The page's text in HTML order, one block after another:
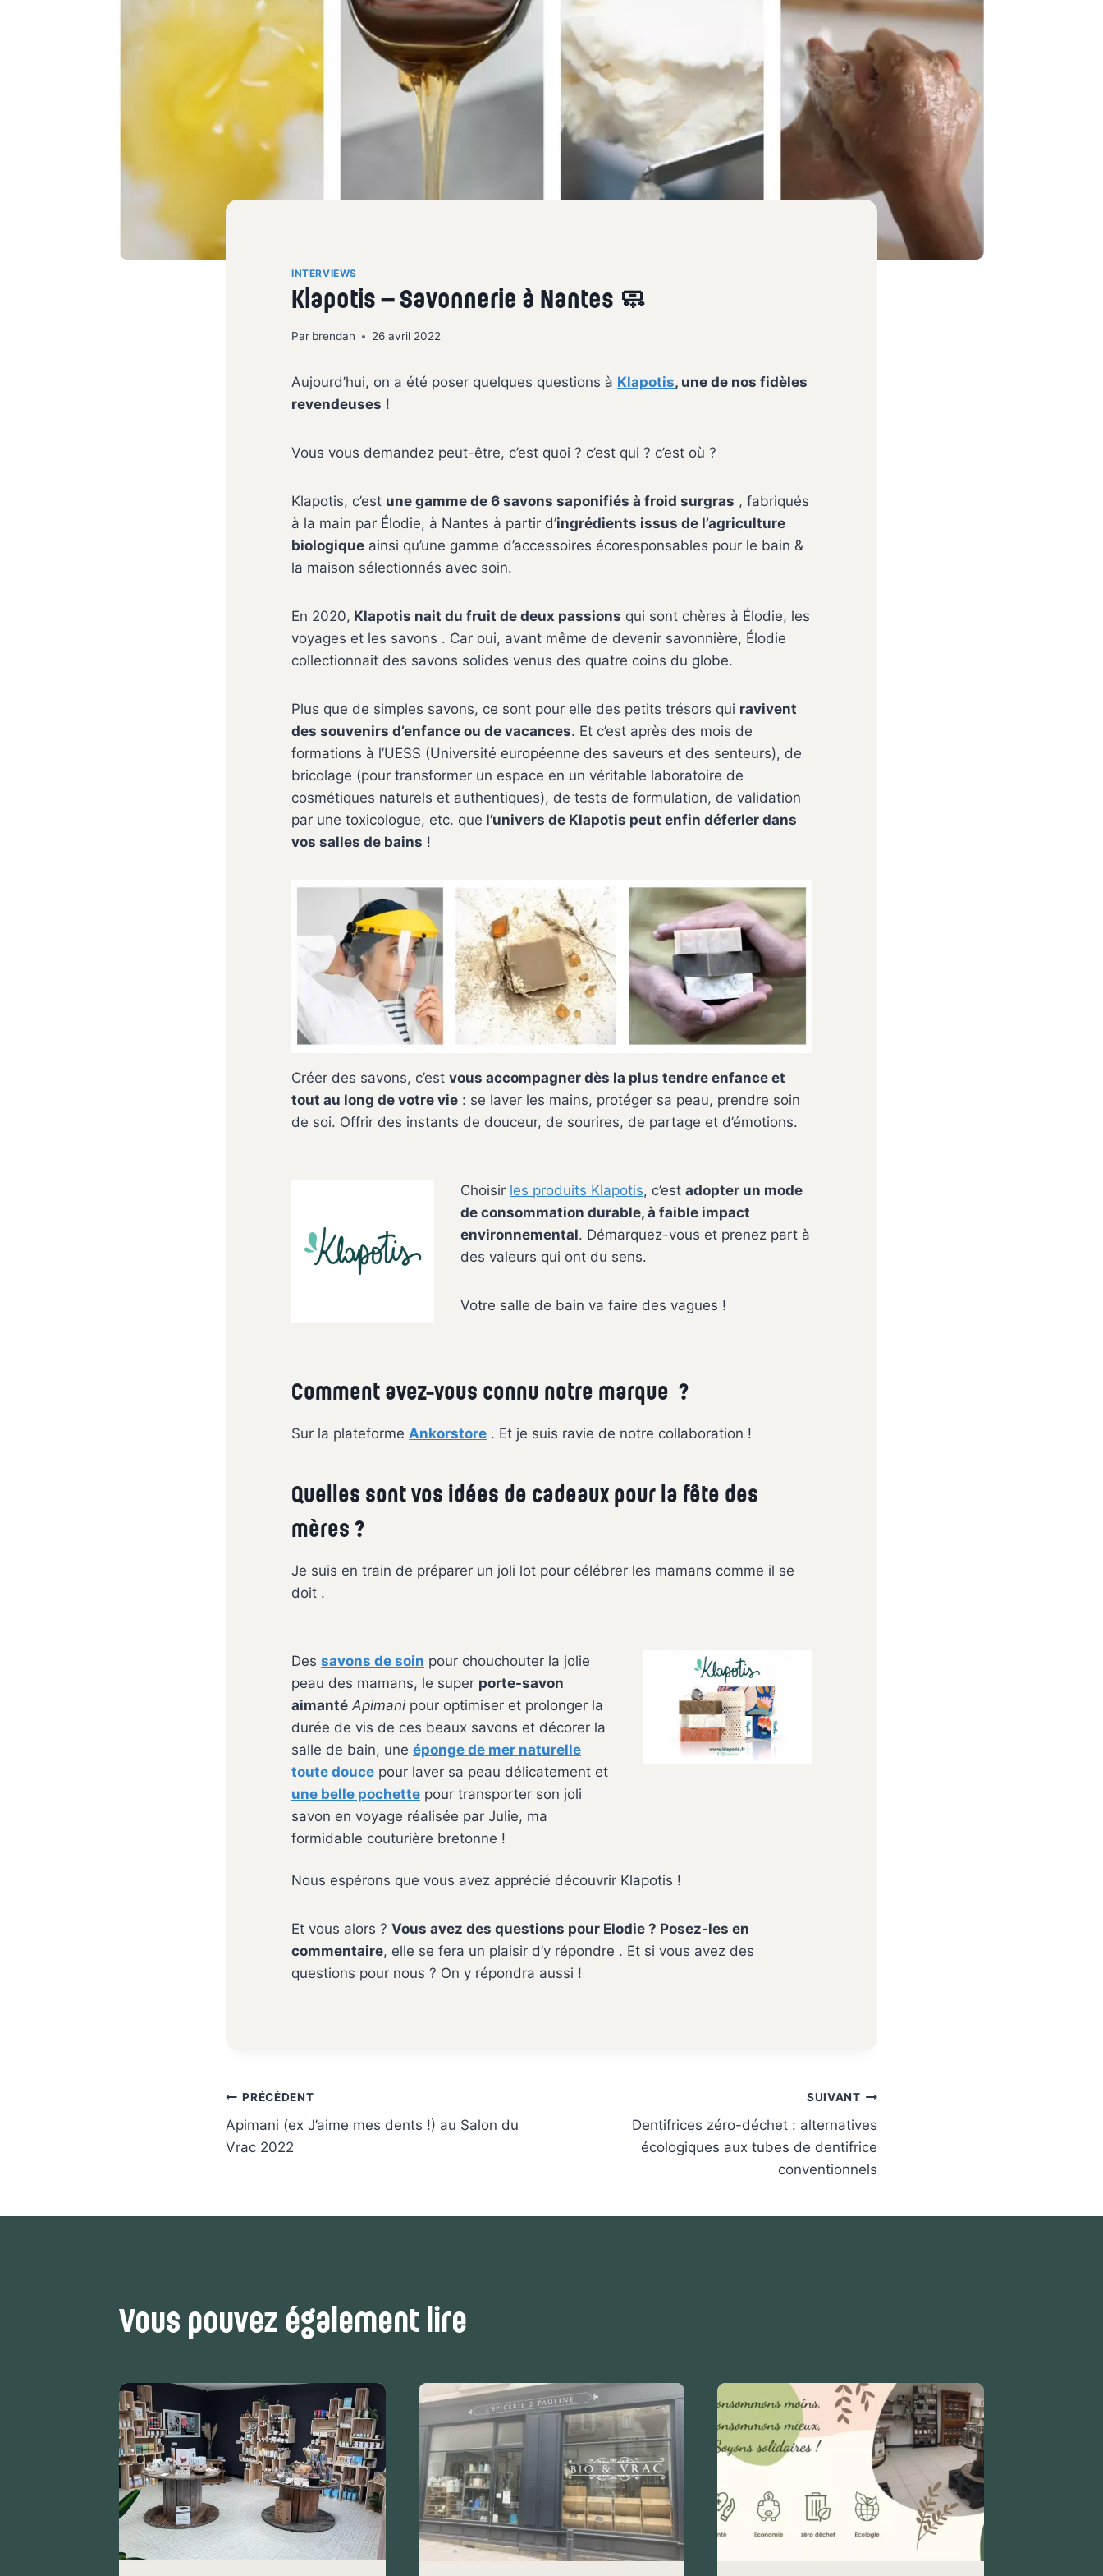
INTERVIEWS
Klapotis – Savonnerie à Nantes 🧼
Par brendan 26 avril 2022
Aujourd’hui, on a été poser quelques questions à Klapotis, une de nos fidèles
revendeuses !
Vous vous demandez peut-être, c’est quoi ? c’est qui ? c’est où ?
Klapotis, c’est une gamme de 6 savons saponifiés à froid surgras , fabriqués
à la main par Élodie, à Nantes à partir d’ingrédients issus de l’agriculture
biologique ainsi qu’une gamme d’accessoires écoresponsables pour le bain &
la maison sélectionnés avec soin.
En 2020, Klapotis nait du fruit de deux passions qui sont chères à Élodie, les
voyages et les savons . Car oui, avant même de devenir savonnière, Élodie
collectionnait des savons solides venus des quatre coins du globe.
Plus que de simples savons, ce sont pour elle des petits trésors qui ravivent
des souvenirs d’enfance ou de vacances. Et c’est après des mois de
formations à l’UESS (Université européenne des saveurs et des senteurs), de
bricolage (pour transformer un espace en un véritable laboratoire de
cosmétiques naturels et authentiques), de tests de formulation, de validation
par une toxicologue, etc. que l’univers de Klapotis peut enfin déferler dans
vos salles de bains !
Créer des savons, c’est vous accompagner dès la plus tendre enfance et
tout au long de votre vie : se laver les mains, protéger sa peau, prendre soin
de soi. Offrir des instants de douceur, de sourires, de partage et d’émotions.
Choisir les produits Klapotis, c’estadopter un mode
de consommation durable, à faible impact
environnemental. Démarquez-vous et prenez part à
des valeurs qui ont du sens.
Votre salle de bain va faire des vagues !
Comment avez-vous connu notre marque ?
Sur la plateforme Ankorstore . Et je suis ravie de notre collaboration !
Quelles sont vos idées de cadeaux pour la fête des
mères ?
Je suis en train de préparer un joli lot pour célébrer les mamans comme il se
doit .
Des savons de soin pour chouchouter la jolie
peau des mamans, le super porte-savon
aimanté Apimani pour optimiser et prolonger la
durée de vis de ces beaux savons et décorer la
salle de bain, une éponge de mer naturelle
toute douce pour laver sa peau délicatement et
une belle pochette pour transporter son joli
savon en voyage réalisée par Julie, ma
formidable couturière bretonne !
Nous espérons que vous avez apprécié découvrir Klapotis !
Et vous alors ? Vous avez des questions pour Elodie ? Posez-les en
commentaire, elle se fera un plaisir d’y répondre . Et si vous avez des
questions pour nous ? On y répondra aussi !
Navigation
de
l’article
PRÉCÉDENT
Apimani (ex J’aime mes dents !) au Salon du
Vrac 2022
SUIVANT
Dentifrices zéro-déchet : alternatives
écologiques aux tubes de dentifrice
conventionnels
Vous pouvez également lire